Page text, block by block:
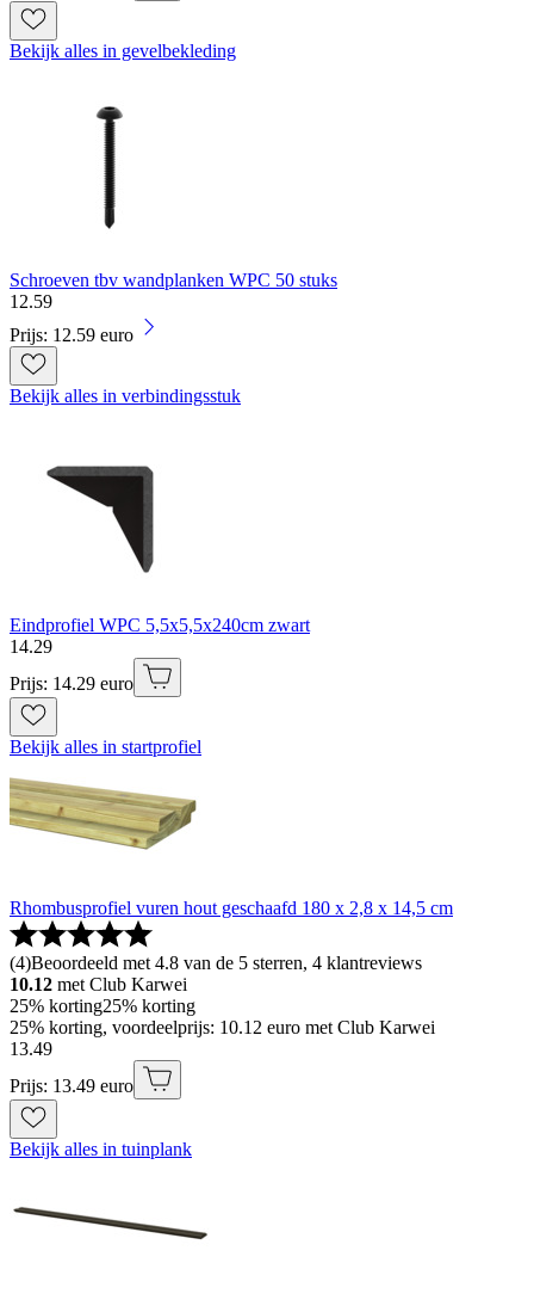
Bekijk alles in gevelbekleding
Schroeven tbv wandplanken WPC 50 stuks
12.59
Prijs: 12.59 euro
Bekijk alles in verbindingsstuk
Eindprofiel WPC 5,5x5,5x240cm zwart
14.29
Prijs: 14.29 euro
Bekijk alles in startprofiel
Rhombusprofiel vuren hout geschaafd 180 x 2,8 x 14,5 cm
(4)Beoordeeld met 4.8 van de 5 sterren, 4 klantreviews
10.12 met Club Karwei
25% korting25% korting
25% korting, voordeelprijs: 10.12 euro met Club Karwei
13.49
Prijs: 13.49 euro
Bekijk alles in tuinplank